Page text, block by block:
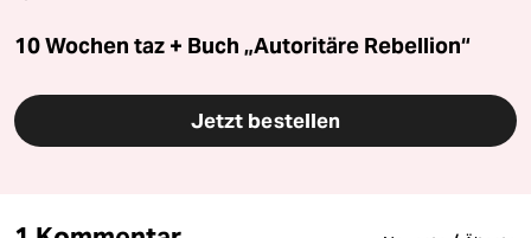
10 Wochen taz + Buch „Autoritäre Rebellion“
Jetzt bestellen